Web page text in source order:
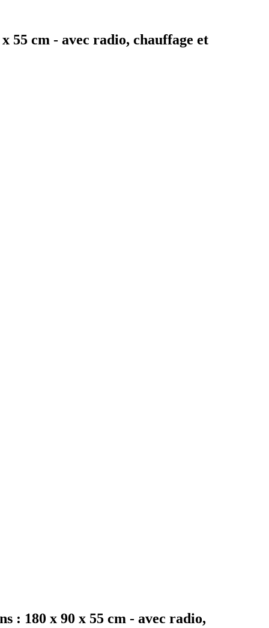
55 cm - avec radio, chauffage et
: 180 x 90 x 55 cm - avec radio,